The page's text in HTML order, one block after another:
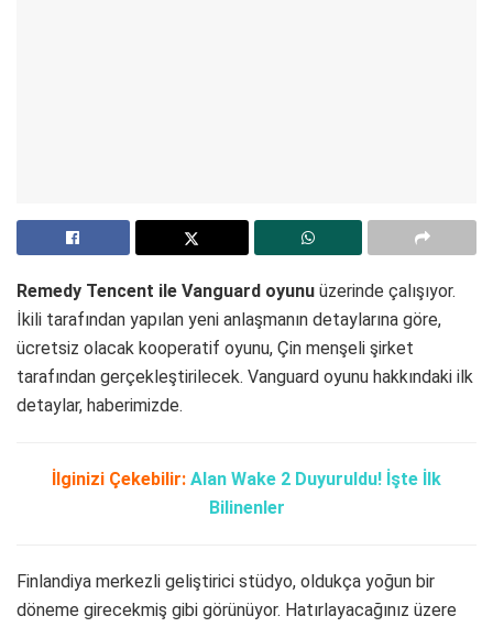
Remedy Tencent ile Vanguard oyunu üzerinde çalışıyor.
İkili tarafından yapılan yeni anlaşmanın detaylarına göre,
ücretsiz olacak kooperatif oyunu, Çin menşeli şirket
tarafından gerçekleştirilecek. Vanguard oyunu hakkındaki ilk
detaylar, haberimizde.
İlginizi Çekebilir: Alan Wake 2 Duyuruldu! İşte İlk
Bilinenler
Finlandiya merkezli geliştirici stüdyo, oldukça yoğun bir
döneme girecekmiş gibi görünüyor. Hatırlayacağınız üzere